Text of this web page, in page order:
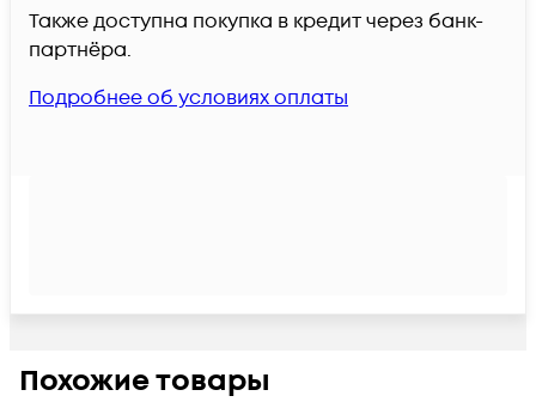
Также доступна покупка в кредит через банк-
партнёра.
Подробнее об условиях оплаты
Похожие товары